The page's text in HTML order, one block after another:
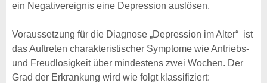
ein Negativereignis eine Depression auslösen.
Voraussetzung für die Diagnose „Depression im Alter“ ist
das Auftreten charakteristischer Symptome wie Antriebs-
und Freudlosigkeit über mindestens zwei Wochen. Der
Grad der Erkrankung wird wie folgt klassifiziert: